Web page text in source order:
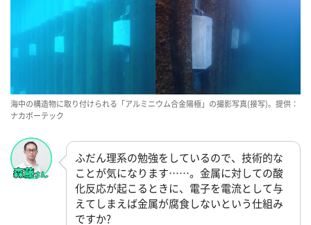
海中の構造物に取り付けられる「アルミニウム合金陽極」の撮影写真(接写)。提供：
ナカボーテック
ふだん理系の勉強をしているので、技術的な
ことが気になります……。金属に対しての酸
化反応が起こるときに、電子を電流として与
えてしまえば金属が腐食しないという仕組み
ですか?